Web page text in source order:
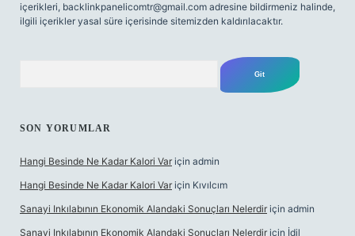
içerikleri, backlinkpanelicomtr@gmail.com adresine bildirmeniz halinde,
ilgili içerikler yasal süre içerisinde sitemizden kaldırılacaktır.
SON YORUMLAR
Hangi Besinde Ne Kadar Kalori Var için admin
Hangi Besinde Ne Kadar Kalori Var için Kıvılcım
Sanayi Inkılabının Ekonomik Alandaki Sonuçları Nelerdir için admin
Sanayi Inkılabının Ekonomik Alandaki Sonuçları Nelerdir için İdil